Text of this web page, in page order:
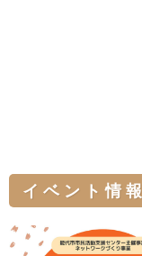
イベント情報